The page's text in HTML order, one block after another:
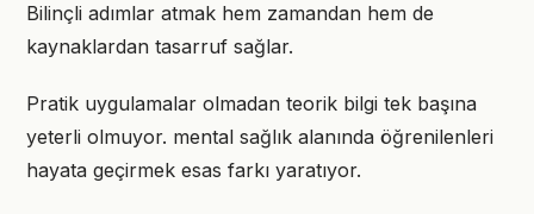
Bilinçli adımlar atmak hem zamandan hem de
kaynaklardan tasarruf sağlar.
Pratik uygulamalar olmadan teorik bilgi tek başına
yeterli olmuyor. mental sağlık alanında öğrenilenleri
hayata geçirmek esas farkı yaratıyor.